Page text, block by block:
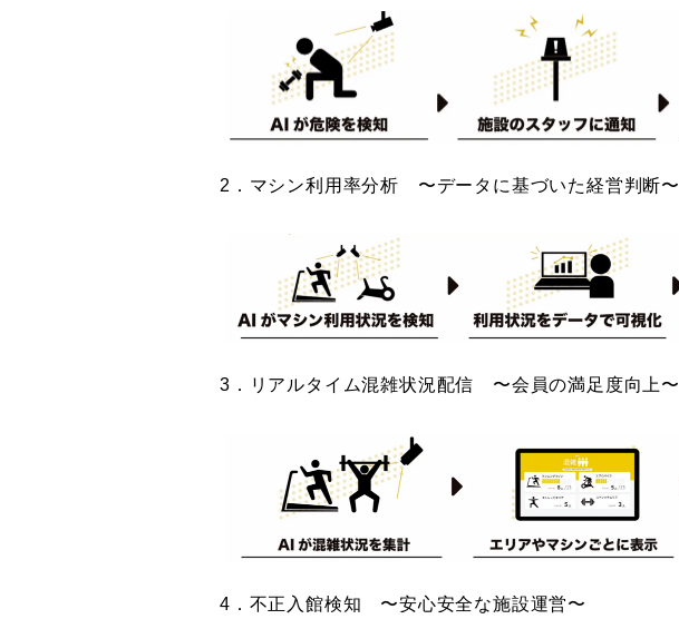
2．マシン利用率分析 〜データに基づいた経営判断〜
3．リアルタイム混雑状況配信 〜会員の満足度向上〜
4．不正入館検知 〜安心安全な施設運営〜